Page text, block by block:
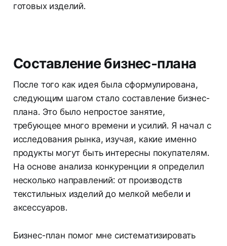
готовых изделий.
Составление бизнес-плана
После того как идея была сформулирована,
следующим шагом стало составление бизнес-
плана. Это было непростое занятие,
требующее много времени и усилий. Я начал с
исследования рынка, изучая, какие именно
продукты могут быть интересны покупателям.
На основе анализа конкуренции я определил
несколько направлений: от производств
текстильных изделий до мелкой мебели и
аксессуаров.
Бизнес-план помог мне систематизировать